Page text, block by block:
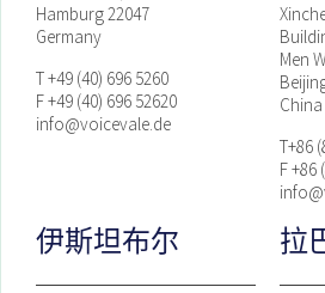
Hamburg 22047
Germany
T +49 (40) 696 5260
F +49 (40) 696 52620
info@voicevale.de
Men
China
T+86
F +86
伊斯坦布尔 拉